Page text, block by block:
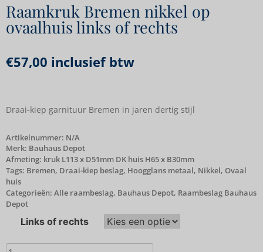
Raamkruk Bremen nikkel op
ovaalhuis links of rechts
€57,00 inclusief btw
Draai-kiep garnituur Bremen in jaren dertig stijl
Artikelnummer: N/A
Merk: Bauhaus Depot
Afmeting: kruk L113 x D51mm DK huis H65 x B30mm
Tags: Bremen, Draai-kiep beslag, Hoogglans metaal, Nikkel, Ovaal
huis
Categorieën: Alle raambeslag, Bauhaus Depot, Raambeslag Bauhaus
Depot
Links of rechts